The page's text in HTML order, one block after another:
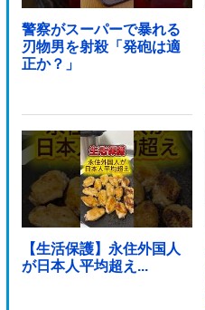
警察がスーパーで暴れる
刃物男を射殺「発砲は適
正か？」
【生活保護】永住外国人
が日本人平均超え...